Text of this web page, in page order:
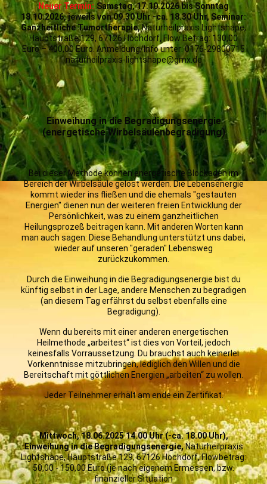
Neuer Termin: Samstag, 17.10.2026 bis Sonntag
18.10.2026, jeweils von 09.30 Uhr -ca. 18.30 Uhr, Seminar:
GanzheitlicheTumortherapie,Naturheilpraxis Lightshape,
Hauptstraße 129, 67126 Hochdorf, Flow Betrag: 130,00
Euro – 400,00 Euro. Anmeldung/Info unter: 0176-29800715
naturheilpraxis-lightshape@gmx.de
Einweihung in die Begradigungsenergie
(energetische Wirbelsäulenbegradigung)
Bei dieser Methode können energetische Blockaden im
Bereich der Wirbelsäule gelöst werden. Die Lebensenergie
kommt wieder ins fließen und die ehemals "gestauten
Energien" dienen nun der weiteren freien Entwicklung der
Persönlichkeit, was zu einem ganzheitlichen
Heilungsprozeß beitragen kann. Mit anderen Worten kann
man auch sagen: Diese Behandlung unterstützt uns dabei,
wieder auf unseren "geraden" Lebensweg
zurückzukommen.
Durch die Einweihung in die Begradigungsenergie bist du
künftig selbst in der Lage, andere Menschen zu begradigen
(an diesem Tag erfährst du selbst ebenfalls eine
Begradigung).
Wenn du bereits mit einer anderen energetischen
Heilmethode „arbeitest“ ist dies von Vorteil, jedoch
keinesfalls Vorraussetzung. Du brauchst auch keinerlei
Vorkenntnisse mitzubringen, lediglich den Willen und die
Bereitschaft mit göttlichen Energien „arbeiten“ zu wollen.
Jeder Teilnehmer erhält am ende ein Zertifikat.
Mittwoch, 18.06.2025 14.00 Uhr (-ca. 18.00 Uhr),
Einweihung in die Begradigungsenergie,Naturheilpraxis
Lightshape, Hauptstraße 129, 67126 Hochdorf, Flowbetrag:
50,00 - 150,00 Euro (je nach eigenem Ermessen, bzw.
finanzieller Situation